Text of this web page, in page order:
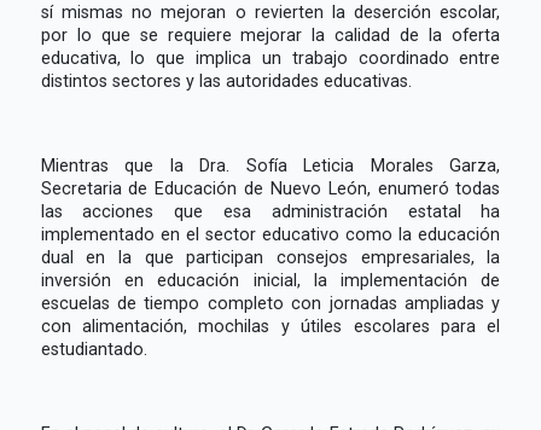
sí mismas no mejoran o revierten la deserción escolar,
por lo que se requiere mejorar la calidad de la oferta
educativa, lo que implica un trabajo coordinado entre
distintos sectores y las autoridades educativas.
Mientras que la Dra. Sofía Leticia Morales Garza,
Secretaria de Educación de Nuevo León, enumeró todas
las acciones que esa administración estatal ha
implementado en el sector educativo como la educación
dual en la que participan consejos empresariales, la
inversión en educación inicial, la implementación de
escuelas de tiempo completo con jornadas ampliadas y
con alimentación, mochilas y útiles escolares para el
estudiantado.